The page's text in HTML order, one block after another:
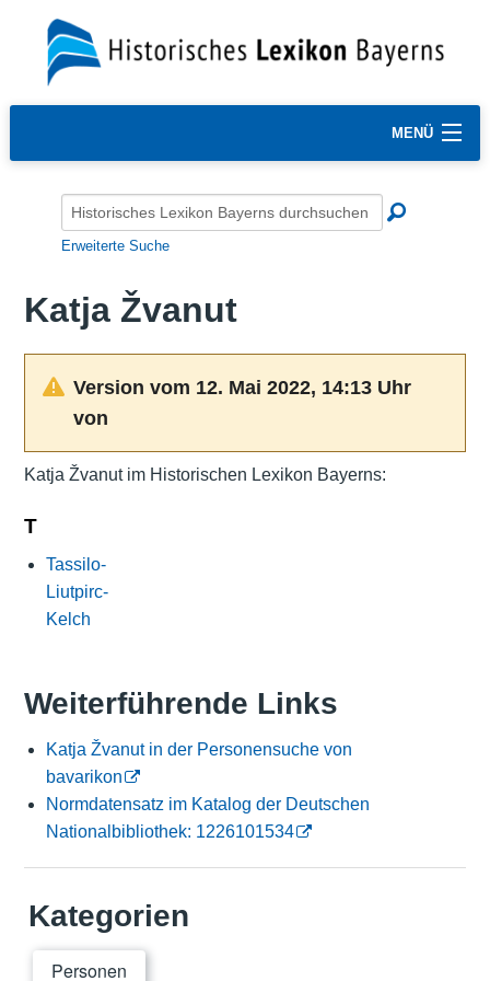
MENÜ
Erweiterte Suche
Katja Žvanut
Version vom 12. Mai 2022, 14:13 Uhr
von
Katja Žvanut im Historischen Lexikon Bayerns:
T
Tassilo-
Liutpirc-
Kelch
Weiterführende Links
Katja Žvanut in der Personensuche von
bavarikon
Normdatensatz im Katalog der Deutschen
Nationalbibliothek: 1226101534
Kategorien
Personen